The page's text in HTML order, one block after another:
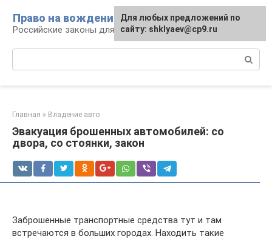
контенту
Право на вождение
Российские законы для автомобилистов
Главная » Владение авто
Эвакуация брошенных автомобилей: со
двора, со стоянки, закон
Заброшенные транспортные средства тут и там
встречаются в больших городах. Находить такие
Для любых предложений по
сайту: shklyaev@cp9.ru